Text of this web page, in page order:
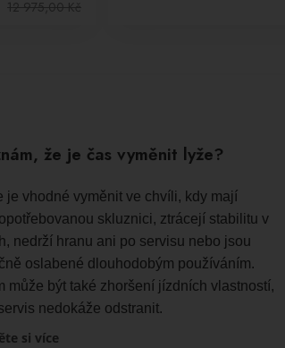
12 975,00Kč
že je čas vyměnit lyže?
je vhodné vyměnit ve chvíli, kdy mají
skluznici, ztrácejí stabilitu v
nedrží hranu ani po servisu nebo jsou
oslabené dlouhodobým používáním.
může být také zhoršení jízdních vlastností,
nedokáže odstranit.
si více